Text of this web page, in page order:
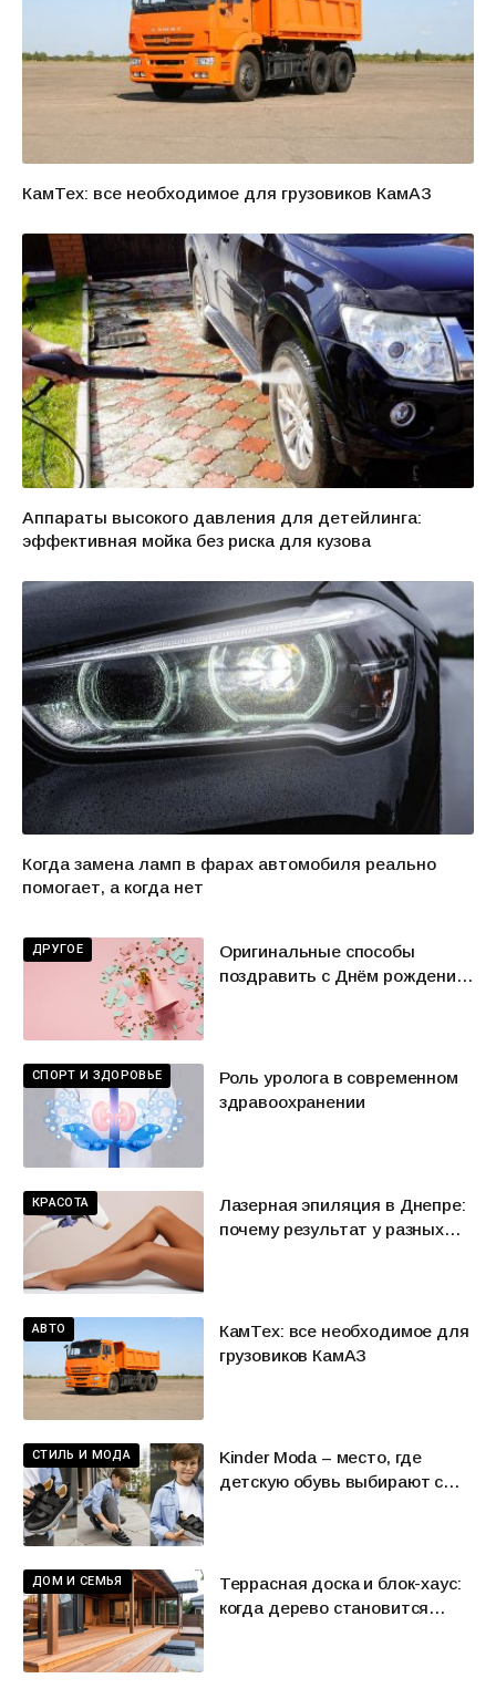
КамТех: все необходимое для грузовиков КамАЗ
Аппараты высокого давления для детейлинга:
эффективная мойка без риска для кузова
Когда замена ламп в фарах автомобиля реально
помогает, а когда нет
ДРУГОЕ
Оригинальные способы
поздравить с Днём рождения
СПОРТ И ЗДОРОВЬЕ
Роль уролога в современном
здравоохранении
КРАСОТА
Лазерная эпиляция в Днепре:
почему результат у разных
АВТО
КамТех: все необходимое для
грузовиков КамАЗ
СТИЛЬ И МОДА
Kinder Moda – место, где
детскую обувь выбирают с
ДОМ И СЕМЬЯ
Террасная доска и блок-хаус:
когда дерево становится